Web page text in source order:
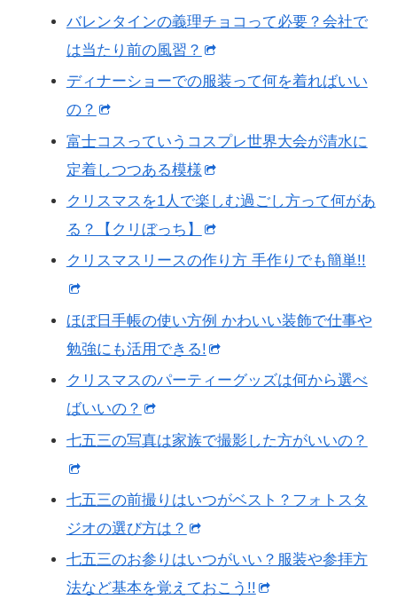
バレンタインの義理チョコって必要？会社で
は当たり前の風習？
ディナーショーでの服装って何を着ればいい
の？
富士コスっていうコスプレ世界大会が清水に
定着しつつある模様
クリスマスを1人で楽しむ過ごし方って何があ
る？【クリぼっち】
クリスマスリースの作り方 手作りでも簡単!!
ほぼ日手帳の使い方例 かわいい装飾で仕事や
勉強にも活用できる!
クリスマスのパーティーグッズは何から選べ
ばいいの？
七五三の写真は家族で撮影した方がいいの？
七五三の前撮りはいつがベスト？フォトスタ
ジオの選び方は？
七五三のお参りはいつがいい？服装や参拝方
法など基本を覚えておこう!!